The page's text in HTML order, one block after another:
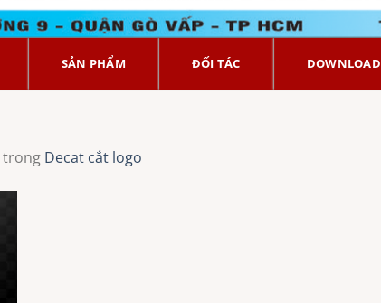
SẢN PHẨM ĐỐI TÁC DOWNLOAD
trong Decat cắt logo